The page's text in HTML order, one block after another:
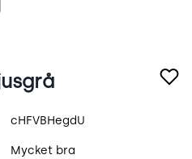
cHFVBHegdU
Mycket bra